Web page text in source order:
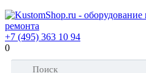
+7 (495) 363 10 94
0